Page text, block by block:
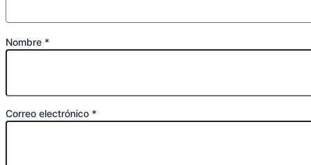
Nombre *
Correo electrónico *